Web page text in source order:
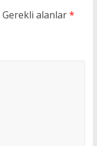
Gerekli alanlar*